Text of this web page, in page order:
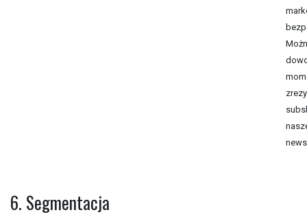
6. Segmentacja